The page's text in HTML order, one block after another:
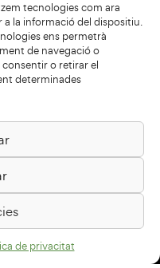
tecnologies com ara
la informació del dispositiu.
ens permetrà
de navegació o
o retirar el
determinades
de privacitat